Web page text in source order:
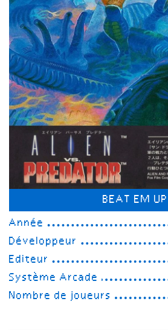
BEAT EM UP
Année
Développeur
Editeur
Système Arcade
Nombre de joueurs